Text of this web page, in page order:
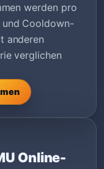
werden pro
und Cooldown-
anderen
verglichen
Online-